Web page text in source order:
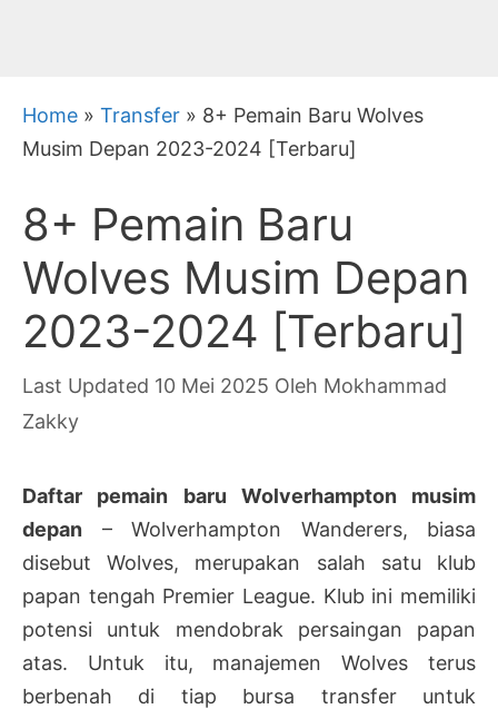
Home » Transfer » 8+ Pemain Baru Wolves
Musim Depan 2023-2024 [Terbaru]
8+ Pemain Baru
Wolves Musim Depan
2023-2024 [Terbaru]
10 Mei 2025 Oleh Mokhammad
Zakky
Daftar pemain baru Wolverhampton musim
depan – Wolverhampton Wanderers, biasa
disebut Wolves, merupakan salah satu klub
papan tengah Premier League. Klub ini memiliki
potensi untuk mendobrak persaingan papan
atas. Untuk itu, manajemen Wolves terus
berbenah di tiap bursa transfer untuk